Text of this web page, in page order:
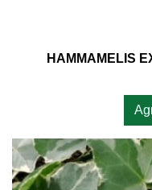
HAMMAMELIS